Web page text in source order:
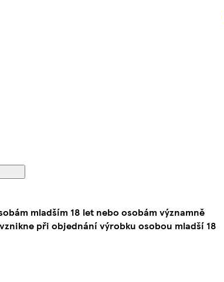
mladším 18 let nebo osobám významně
při objednání výrobku osobou mladší 18